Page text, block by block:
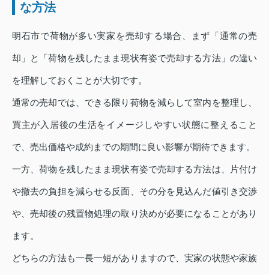
な方法
明石市で荷物が多い実家を売却する場合、まず「通常の売
却」と「荷物を残したまま現状有姿で売却する方法」の違い
を理解しておくことが大切です。
通常の売却では、できる限り荷物を減らして室内を整理し、
買主が入居後の生活をイメージしやすい状態に整えること
で、売出価格や成約までの期間に良い影響が期待できます。
一方、荷物を残したまま現状有姿で売却する方法は、片付け
や撤去の負担を減らせる反面、その分を見込んだ値引き交渉
や、売却後の残置物処理の取り決めが必要になることがあり
ます。
どちらの方法も一長一短がありますので、実家の状態や家族